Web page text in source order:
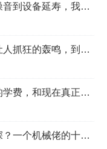
升金融服务质效，为当
断的金融动能。2023年
紧，设备才不散架
泵用机械密封：漏了修，修了漏？别急着骂供应商，先看看这几点
润滑，搞不好就是烧钱！一个老机修工的血泪经验